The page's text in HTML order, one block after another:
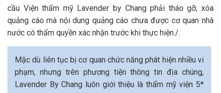
cầu Viện thẩm mỹ Lavender by Chang phải tháo gỡ, xóa
quảng cáo mà nội dung quảng cáo chưa được cơ quan nhà
nước có thẩm quyền xác nhận trước khi thực hiện./.
Mặc dù liên tục bị cơ quan chức năng phát hiện nhiều vi
phạm, nhưng trên phương tiện thông tin địa chúng,
Lavender By Chang luôn giới thiệu là thẩm mỹ viện 5*